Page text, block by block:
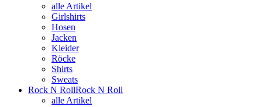
alle Artikel
Girlshirts
Hosen
Jacken
Kleider
Röcke
Shirts
Sweats
Rock N RollRock N Roll
alle Artikel